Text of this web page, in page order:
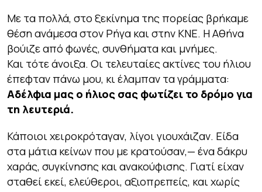
Με τα πολλά, στο ξεκίνημα της πορείας βρήκαμε
θέση ανάμεσα στον Ρήγα και στην ΚΝΕ. Η Αθήνα
βούιζε από φωνές, συνθήματα και μνήμες.
Και τότε άνοιξα. Οι τελευταίες ακτίνες του ήλιου
έπεφταν πάνω μου, κι έλαμπαν τα γράμματα:
Αδέλφια μας ο ήλιος σας φωτίζει το δρόμο για
τη λευτεριά.
Κάποιοι χειροκρόταγαν, λίγοι γιουχάιζαν. Είδα
στα μάτια κείνων που με κρατούσαν,— ένα δάκρυ
χαράς, συγκίνησης και ανακούφισης. Γιατί είχαν
σταθεί εκεί, ελεύθεροι, αξιοπρεπείς, και χωρίς